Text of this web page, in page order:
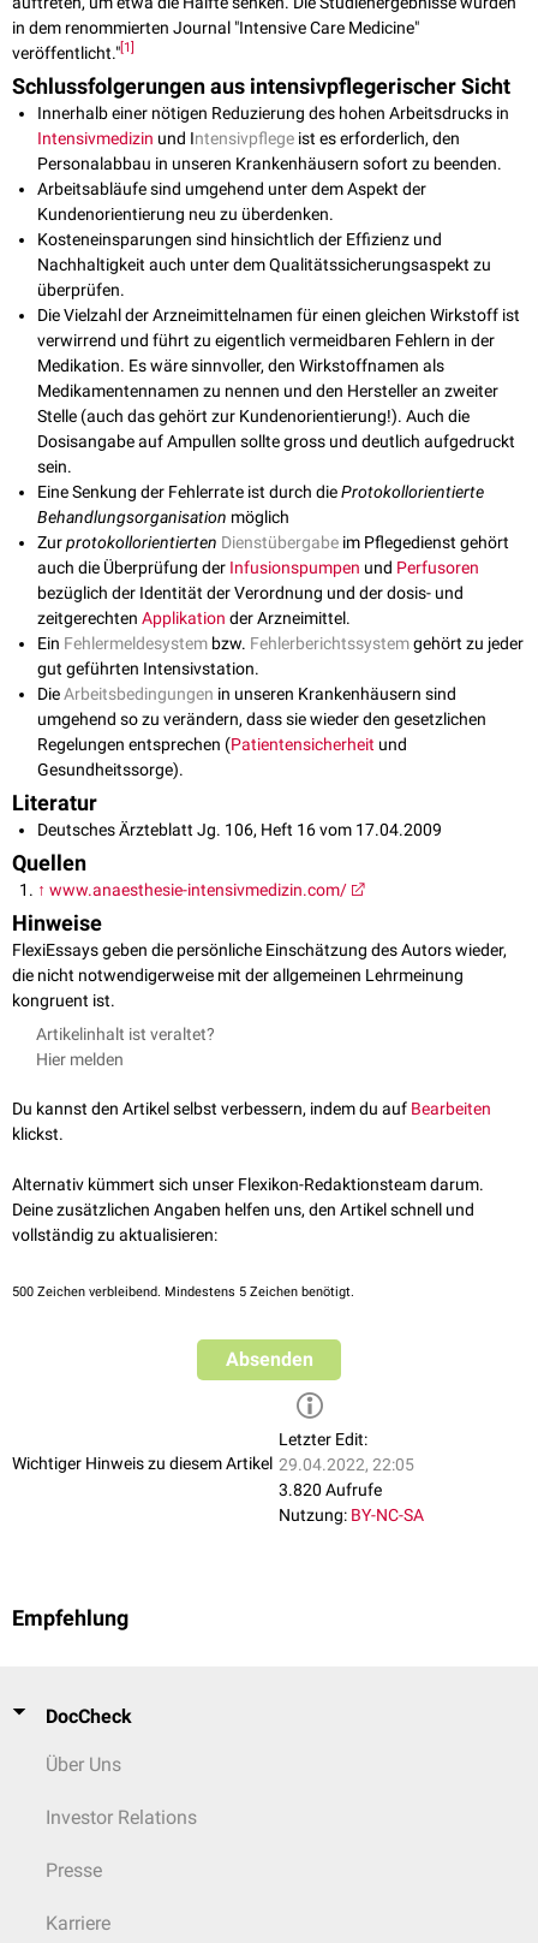
in dem renommierten Journal "Intensive Care Medicine"
veröffentlicht." 1
Schlussfolgerungen aus intensivpflegerischer Sicht
Innerhalb einer nötigen Reduzierung des hohen Arbeitsdrucks in
Intensivmedizin und Intensivpflege ist es erforderlich, den
Personalabbau in unseren Krankenhäusern sofort zu beenden.
Arbeitsabläufe sind umgehend unter dem Aspekt der
Kundenorientierung neu zu überdenken.
Kosteneinsparungen sind hinsichtlich der Effizienz und
Nachhaltigkeit auch unter dem Qualitätssicherungsaspekt zu
überprüfen.
Die Vielzahl der Arzneimittelnamen für einen gleichen Wirkstoff ist
verwirrend und führt zu eigentlich vermeidbaren Fehlern in der
Medikation. Es wäre sinnvoller, den Wirkstoffnamen als
Medikamentennamen zu nennen und den Hersteller an zweiter
Stelle (auch das gehört zur Kundenorientierung!). Auch die
Dosisangabe auf Ampullen sollte gross und deutlich aufgedruckt
sein.
Eine Senkung der Fehlerrate ist durch dieProtokollorientierte
Behandlungsorganisation möglich
Zurprotokollorientierten Dienstübergabe im Pflegedienst gehört
auch die Überprüfung der Infusionspumpen und Perfusoren
bezüglich der Identität der Verordnung und der dosis- und
zeitgerechten Applikation der Arzneimittel.
Ein Fehlermeldesystem bzw. Fehlerberichtssystemgehört zu jeder
gut geführten Intensivstation.
DieArbeitsbedingungen in unseren Krankenhäusern sind
umgehend so zu verändern, dass sie wieder den gesetzlichen
Regelungen entsprechen (Patientensicherheit und
Gesundheitssorge).
Literatur
Deutsches Ärzteblatt Jg. 106, Heft 16 vom 17.04.2009
Quellen
↑ www.anaesthesie-intensivmedizin.com/
Hinweise
FlexiEssays geben die persönliche Einschätzung des Autors wieder,
die nicht notwendigerweise mit der allgemeinen Lehrmeinung
kongruent ist.
Artikelinhalt ist veraltet?
Hier melden
Du kannst den Artikel selbst verbessern, indem du auf Bearbeiten
klickst.
Alternativ kümmert sich unser Flexikon-Redaktionsteam darum.
Deine zusätzlichen Angaben helfen uns, den Artikel schnell und
vollständig zu aktualisieren:
500 Zeichen verbleibend. Mindestens 5 Zeichen benötigt.
Absenden
Wichtiger Hinweis zu diesem Artikel
Letzter Edit:
29.04.2022, 22:05
3.820 Aufrufe
Nutzung: BY-NC-SA
Empfehlung
DocCheck
Über Uns
Investor Relations
Presse
Karriere